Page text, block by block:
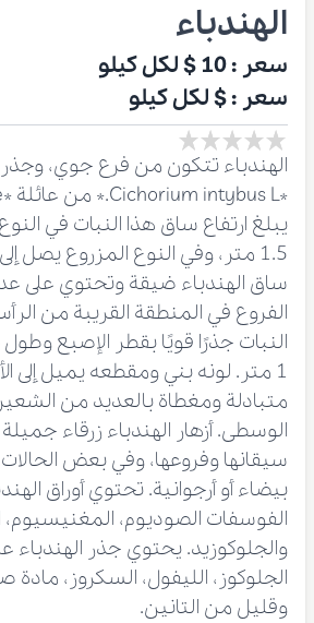
الهندباء
سعر :
لكل كيلو
سعر :$لكل كيلو
الهندباء تتكون من فرع جوي،
ساق الهندباء ضيقة وتحتوي على
الفروع في المنطقة القريبة من
1 متر. لونه بني ومقطعه يميل إلى
متبادلة ومغطاة بالعديد من
الوسطى. أزهار الهندباء زرقاء
سيقانها وفروعها، وفي بعض الحالات
بيضاء أو أرجوانية. تحتوي أوراق
الفوسفات الصوديوم، المغنيسيوم،
والجلوكوزيد. يحتوي جذر الهندباء
الجلوكوز، الليفول، السكروز،
وقليل من التانين.